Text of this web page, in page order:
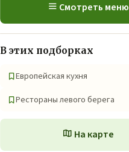
Смотреть меню
В этих подборках
Европейская кухня
Рестораны левого берега
На карте